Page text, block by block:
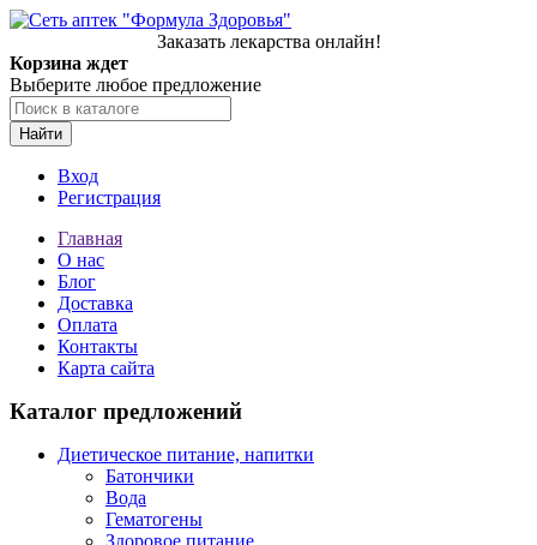
Заказать лекарства онлайн!
Корзина ждет
Выберите любое предложение
Найти
Вход
Регистрация
Главная
О нас
Блог
Доставка
Оплата
Контакты
Карта сайта
Каталог предложений
Диетическое питание, напитки
Батончики
Вода
Гематогены
Здоровое питание